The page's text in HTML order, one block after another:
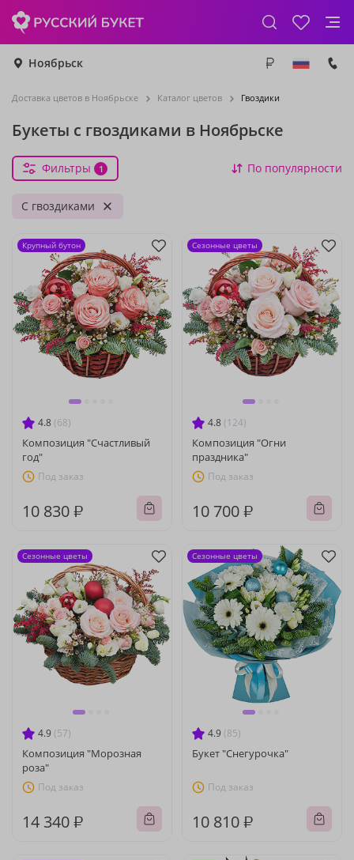
Ноябрьск
Доставка цветов в Ноябрьске Каталог цветов Гвоздики
Букеты с гвоздиками в Ноябрьске
Фильтры 1 По популярности
С гвоздиками
4.8 (68)
Композиция "Счастливый
год"
Под заказ
10 830 ₽
Крупный бутон
4.8 (124)
Композиция "Огни
праздника"
Под заказ
10 700 ₽
Сезонные цветы
4.9 (57)
Композиция "Морозная
роза"
Под заказ
14 340 ₽
Сезонные цветы
4.9 (85)
Букет "Снегурочка"
Под заказ
10 810 ₽
Сезонные цветы